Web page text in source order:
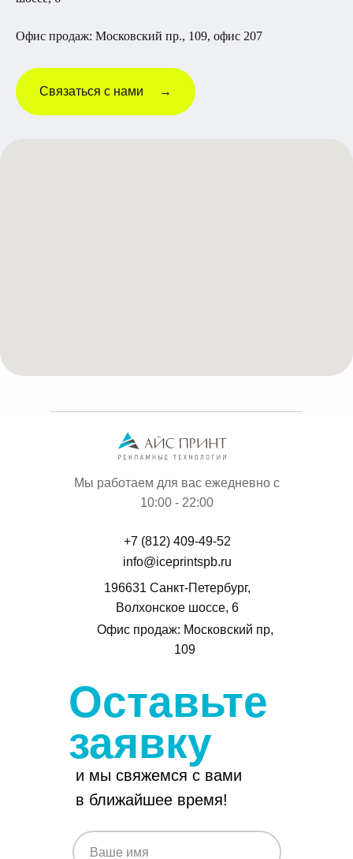
Офис продаж: Московский пр., 109, офис 207
Связаться с нами →
Работы
Мы работаем для вас ежедневно с
10:00 - 22:00
+7 (812) 409-49-52
info@iceprintspb.ru
196631 Санкт-Петербург,
Волхонское шоссе, 6
Офис продаж: Московский пр,
109
Оставьте
заявку
и мы свяжемся с вами
в ближайшее время!